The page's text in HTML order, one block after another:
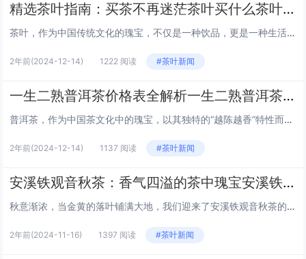
精选茶叶指南：买茶不再迷茫茶叶买什么茶叶好
茶叶，作为中国传统文化的瑰宝，不仅是一种饮品，更是一种生活的艺术。市面上茶叶种类繁多，从绿茶到黑茶，从乌龙到普洱，每一种都有其独特的风味和功效。那么，对于茶叶爱好者来说，究竟买什么茶叶好呢？本文将带你一探究竟，为你的茶柜增添几款精选好茶。...
2年前(2024-12-14) 1222 阅读 #茶叶新闻
一生二熟普洱茶价格表全解析一生二熟普洱茶价格表
普洱茶，作为中国茶文化中的瑰宝，以其独特的“越陈越香”特性而闻名于世。普洱茶分为生茶和熟茶两大类，其中“一生二熟”指的是生茶和熟茶的两种不同发酵程度。今天，我们就来详细解析一生二熟普洱茶的价格表，带您深入了解这一茶中珍品的价值所在。 一生...
2年前(2024-12-14) 1137 阅读 #茶叶新闻
安溪铁观音秋茶：香气四溢的茶中瑰宝安溪铁观音秋茶
秋意渐浓，当金黄的落叶铺满大地，我们迎来了安溪铁观音秋茶的丰收季节。铁观音，作为中国十大名茶之一，以其独特的“观音韵”和“兰花香”闻名于世。而秋茶，作为一年中最后一批采摘的茶叶，更是凝聚了一年中天地精华的结晶。 秋茶的采摘 安溪铁观音秋茶...
2年前(2024-11-16) 1397 阅读 #茶叶新闻